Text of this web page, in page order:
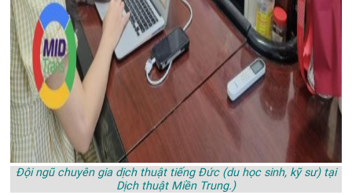
Đội ngũ chuyên gia dịch thuật tiếng Đức (du học sinh, kỹ sư) tại
Dịch thuật Miền Trung.)